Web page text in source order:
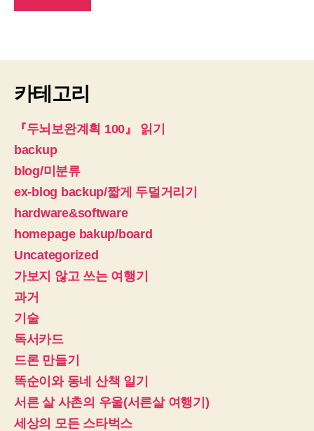
카테고리
『두뇌보완계획 100』 읽기
backup
blog/미분류
ex-blog backup/짧게 두덜거리기
hardware&software
homepage bakup/board
Uncategorized
가보지 않고 쓰는 여행기
과거
기술
독서카드
드론 만들기
똑순이와 동네 산책 일기
서른 살 사촌의 우울(서른살 여행기)
세상의 모든 스타벅스